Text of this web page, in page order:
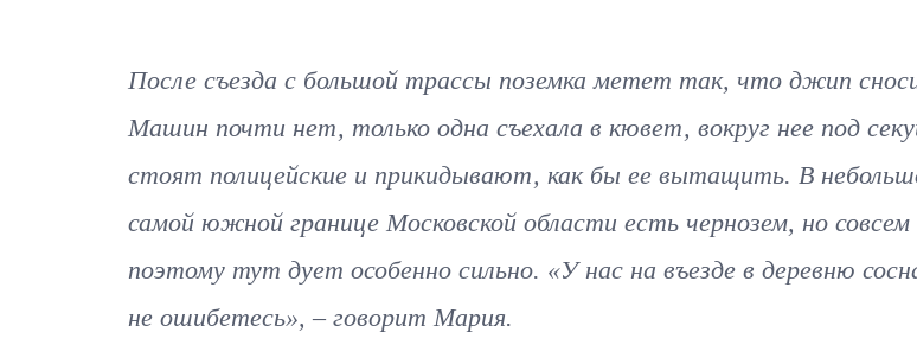
После съезда с большой трассы поземка метет так, что джип
Машин почти нет, только одна съехала в кювет, вокруг нее под
стоят полицейские и прикидывают, как бы ее вытащить. В
самой южной границе Московской области есть чернозем, но совсем
поэтому тут дует особенно сильно. «У нас на въезде в деревню
не ошибетесь», – говорит Мария.